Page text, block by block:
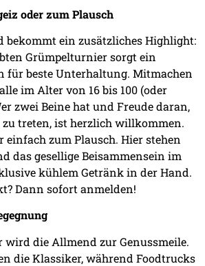
oder zum Plausch
bekommt ein zusätzliches Highlight:
Grümpelturnier sorgt ein
für beste Unterhaltung. Mitmachen
im Alter von 16 bis 100 (oder
zwei Beine hat und Freude daran,
zu treten, ist herzlich willkommen.
einfach zum Plausch. Hier stehen
das gesellige Beisammensein im
kühlem Getränk in der Hand.
Dann sofort anmelden!
wird die Allmend zur Genussmeile.
die Klassiker, während Foodtrucks